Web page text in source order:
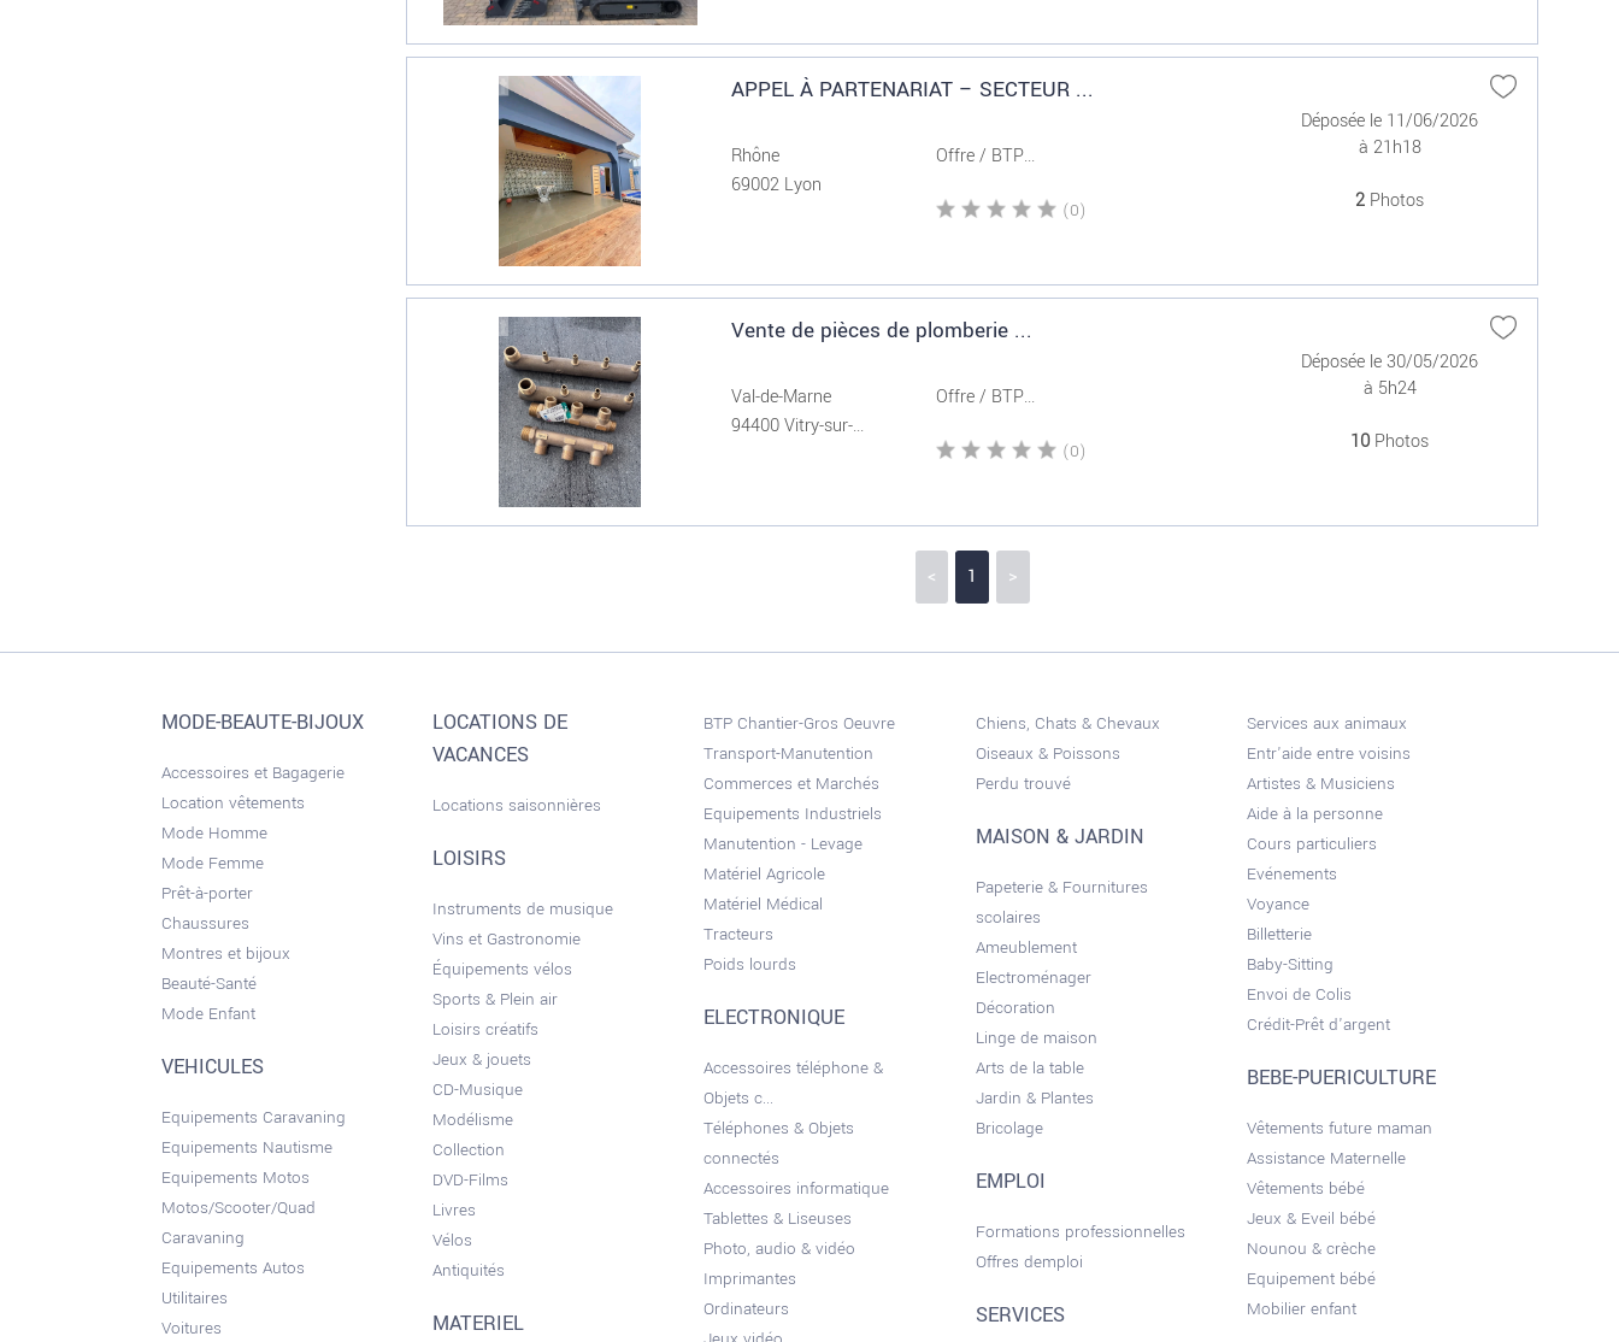
APPEL À PARTENARIAT – SECTEUR ...
Rhône
69002 Lyon
Offre / BTP...
(0)
Déposée le 11/06/2026
à 21h18
2 Photos
Vente de pièces de plomberie ...
Val-de-Marne
94400 Vitry-sur-...
Offre / BTP...
(0)
Déposée le 30/05/2026
à 5h24
10 Photos
< 1 >
MODE-BEAUTE-BIJOUX
Accessoires et Bagagerie
Location vêtements
Mode Homme
Mode Femme
Prêt-à-porter
Chaussures
Montres et bijoux
Beauté-Santé
Mode Enfant
VEHICULES
Equipements Caravaning
Equipements Nautisme
Equipements Motos
Motos/Scooter/Quad
Caravaning
Equipements Autos
Utilitaires
Voitures
LOCATIONS DE
VACANCES
Locations saisonnières
LOISIRS
Instruments de musique
Vins et Gastronomie
Équipements vélos
Sports & Plein air
Loisirs créatifs
Jeux & jouets
CD-Musique
Modélisme
Collection
DVD-Films
Livres
Vélos
Antiquités
MATERIEL
BTP Chantier-Gros Oeuvre
Transport-Manutention
Commerces et Marchés
Equipements Industriels
Manutention - Levage
Matériel Agricole
Matériel Médical
Tracteurs
Poids lourds
ELECTRONIQUE
Accessoires téléphone &
Objets c...
Téléphones & Objets
connectés
Accessoires informatique
Tablettes & Liseuses
Photo, audio & vidéo
Imprimantes
Ordinateurs
Chiens, Chats & Chevaux
Oiseaux & Poissons
Perdu trouvé
MAISON & JARDIN
Papeterie & Fournitures
scolaires
Ameublement
Electroménager
Décoration
Linge de maison
Arts de la table
Jardin & Plantes
Bricolage
EMPLOI
Formations professionnelles
Offres demploi
SERVICES
Services aux animaux
Entr'aide entre voisins
Artistes & Musiciens
Aide à la personne
Cours particuliers
Evénements
Voyance
Billetterie
Baby-Sitting
Envoi de Colis
Crédit-Prêt d'argent
BEBE-PUERICULTURE
Vêtements future maman
Assistance Maternelle
Vêtements bébé
Jeux & Eveil bébé
Nounou & crèche
Equipement bébé
Mobilier enfant